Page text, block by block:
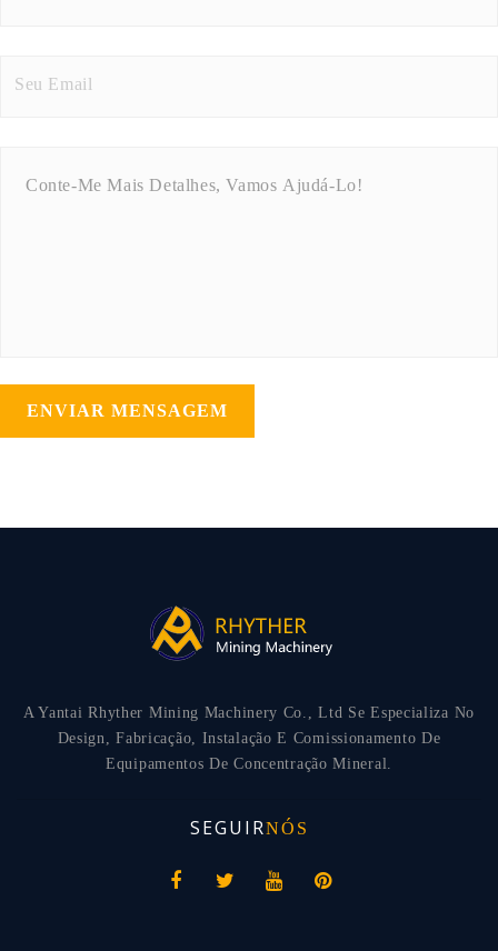
ENVIAR MENSAGEM
A Yantai Rhyther Mining Machinery Co., Ltd Se Especializa No
Design, Fabricação, Instalação E Comissionamento De
Equipamentos De Concentração Mineral.
SEGUIRNÓS